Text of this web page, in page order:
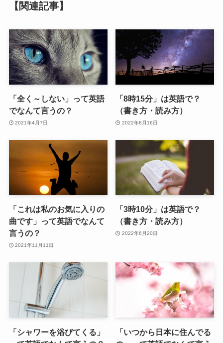
【関連記事】
「全く～しない」って英語
でなんて言うの？
2021年4月7日
「8時15分」は英語で？
（書き方・読み方）
2022年8月16日
「これは私のお気に入りの
曲です」って英語でなんて
言うの？
2021年11月11日
「3時10分」は英語で？
（書き方・読み方）
2022年6月20日
「シャワーを浴びてくる」
「いつから日本に住んでる